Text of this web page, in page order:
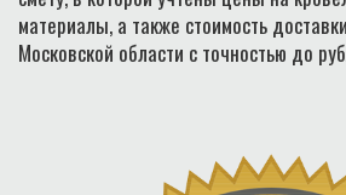
материалы, а также стоимость
Московской области с точностью до